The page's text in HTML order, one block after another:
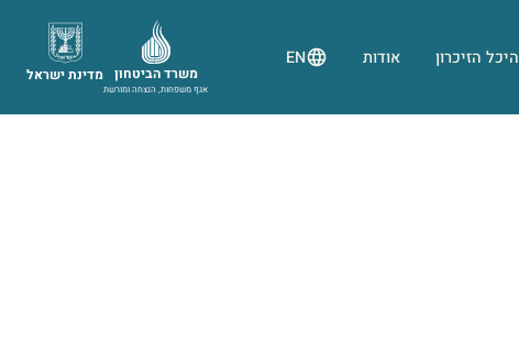
היכל הזיכרון אודות EN
מדינת ישראל משרד הביטחון
אגף משפחות, הנצחה ומורשת